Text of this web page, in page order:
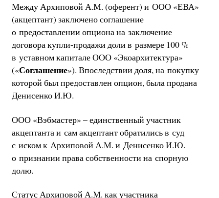
Между Архиповой А.М. (оферент) и ООО «ЕВА»
(акцептант) заключено соглашение
о предоставлении опциона на заключение
договора купли-продажи доли в размере 100 %
в уставном капитале ООО «Экоархитектура»
(«Соглашение»). Впоследствии доля, на покупку
которой был предоставлен опцион, была продана
Денисенко И.Ю.
ООО «Вэбмастер» – единственный участник
акцептанта и сам акцептант обратились в суд
с иском к Архиповой А.М. и Денисенко И.Ю.
о признании права собственности на спорную
долю.
Статус Архиповой А.М. как участника